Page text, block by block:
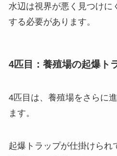
水辺は視界が悪く見つけに
する必要があります。
4匹目：養殖場の起爆ト
4匹目は、養殖場をさらに
ます。
起爆トラップが仕掛けられ